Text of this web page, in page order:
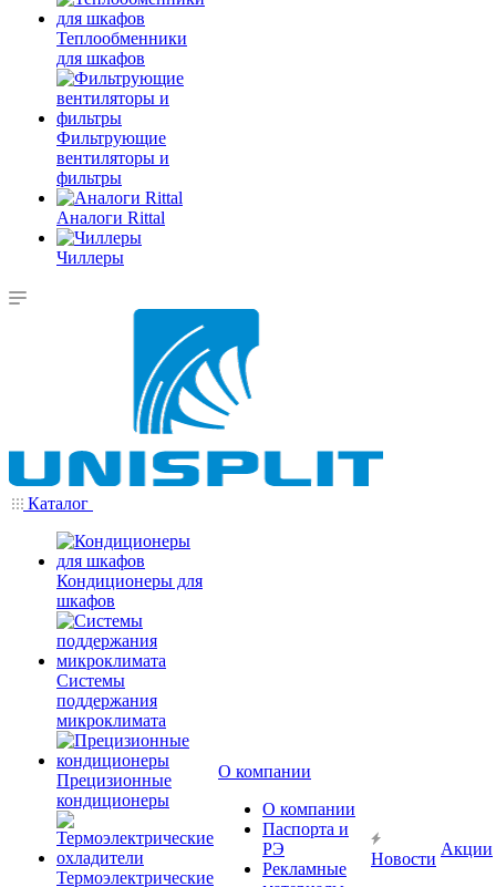
Теплообменники
для шкафов
Фильтрующие
вентиляторы и
фильтры
Аналоги Rittal
Чиллеры
Каталог
Кондиционеры для
шкафов
Системы
поддержания
микроклимата
Прецизионные
кондиционеры
Термоэлектрические
О компании
О компании
Паспорта и
РЭ
Рекламные
Новости
Акции